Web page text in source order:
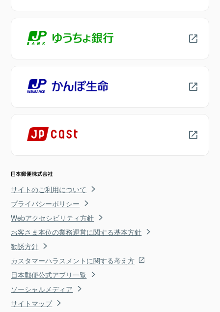
サイトのご利用について
プライバシーポリシー
Webアクセシビリティ方針
お客さま本位の業務運営に関する基本方針
勧誘方針
カスタマーハラスメントに関する考え方
日本郵便公式アプリ一覧
ソーシャルメディア
サイトマップ